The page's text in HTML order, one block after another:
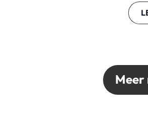
Meer